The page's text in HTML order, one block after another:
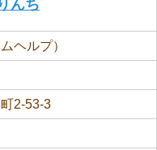
んち
ヘルプ）
2-53-3